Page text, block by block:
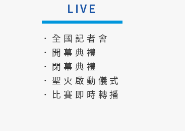
LIVE
．全國記者會
．開幕典禮
．閉幕典禮
．聖火啟動儀式
．比賽即時轉播